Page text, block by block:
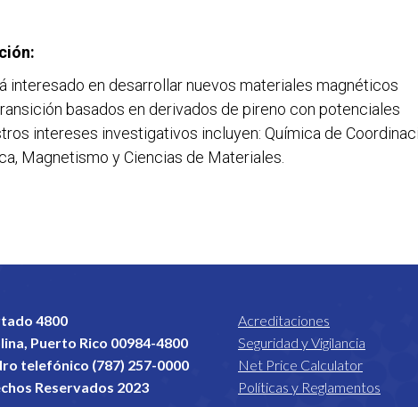
interesado en desarrollar nuevos materiales magnéticos
basados en derivados de pireno con potenciales
intereses investigativos incluyen: Química de
Magnetismo y Ciencias de Materiales.
4800
Puerto Rico 00984-4800
telefónico (787) 257-0000
Reservados 2023
Acreditaciones
Seguridad y Vigilancia
Net Price Calculator
Políticas y Reglamentos